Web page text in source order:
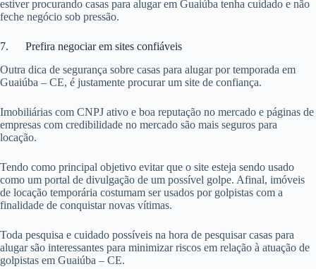
estiver procurando casas para alugar em Guaiúba tenha cuidado e não
feche negócio sob pressão.
7. Prefira negociar em sites confiáveis
Outra dica de segurança sobre casas para alugar por temporada em
Guaiúba – CE, é justamente procurar um site de confiança.
Imobiliárias com CNPJ ativo e boa reputação no mercado e páginas de
empresas com credibilidade no mercado são mais seguros para
locação.
Tendo como principal objetivo evitar que o site esteja sendo usado
como um portal de divulgação de um possível golpe. Afinal, imóveis
de locação temporária costumam ser usados por golpistas com a
finalidade de conquistar novas vítimas.
Toda pesquisa e cuidado possíveis na hora de pesquisar casas para
alugar são interessantes para minimizar riscos em relação à atuação de
golpistas em Guaiúba – CE.